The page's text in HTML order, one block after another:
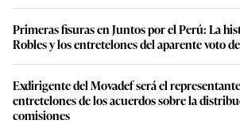
Primeras fisuras en Juntos por el Perú: La
Robles y los entretelones del aparente voto
Exdirigente del Movadef será el
entretelones de los acuerdos sobre la
comisiones